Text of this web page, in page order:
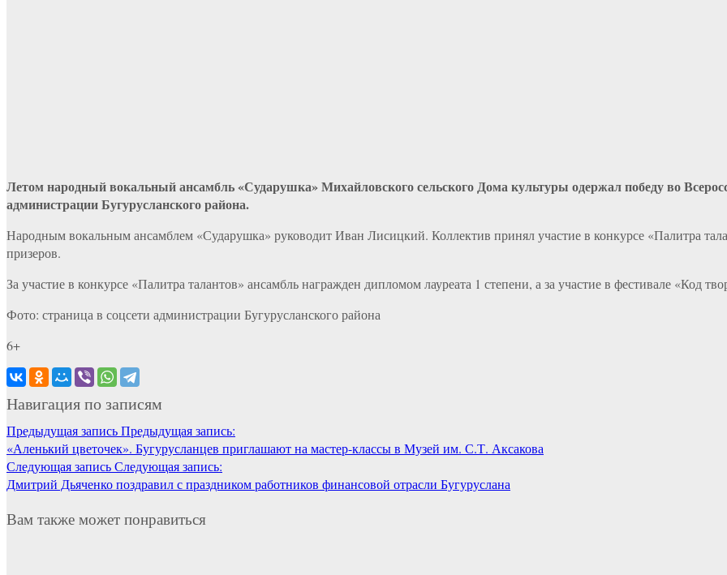
Летом народный вокальный ансамбль «Сударушка» Михайловского сельского Дома культуры одержал победу во
администрации Бугурусланского района.
Народным вокальным ансамблем «Сударушка» руководит Иван Лисицкий. Коллектив принял участие в конкурсе «Палитра
призеров.
За участие в конкурсе «Палитра талантов» ансамбль награжден дипломом лауреата 1 степени, а за участие в фестивале «Код
Фото: страница в соцсети администрации Бугурусланского района
6+
Навигация по записям
Предыдущая записьПредыдущая запись:
«Аленький цветочек». Бугурусланцев приглашают на мастер-классы в Музей им. С.Т. Аксакова
Следующая записьСледующая запись:
Дмитрий Дьяченко поздравил с праздником работников финансовой отрасли Бугуруслана
Вам также может понравиться